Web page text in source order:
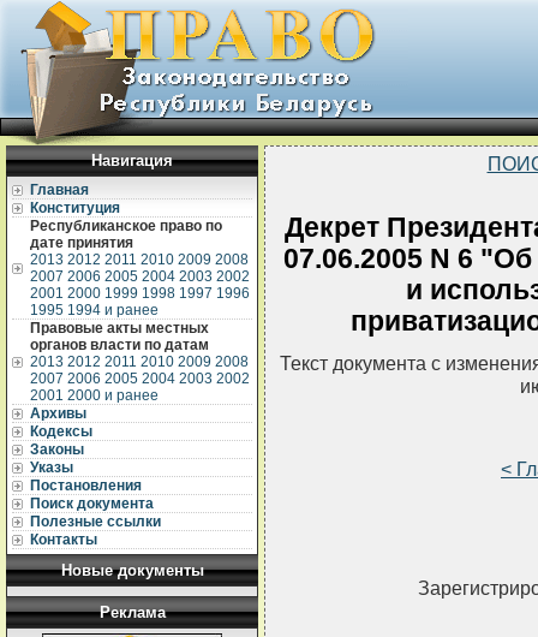
Навигация
Главная
Конституция
Республиканское право по
дате принятия
2013 2012 2011 2010 2009 2008
2007 2006 2005 2004 2003 2002
2001 2000 1999 1998 1997 1996
1995 1994 и ранее
Правовые акты местных
органов власти по датам
2013 2012 2011 2010 2009 2008
2007 2006 2005 2004 2003 2002
2001 2000 и ранее
Архивы
Кодексы
Законы
Указы
Постановления
Поиск документа
Полезные ссылки
Контакты
Новые документы
Реклама
Декрет
07.06.2005 N 6
и
Текст документа с
<